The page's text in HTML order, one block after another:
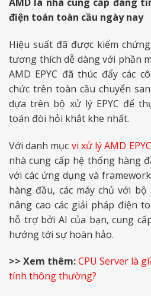
điện toán toàn cầu ngày nay
Hiệu suất đã được kiểm
tương thích dễ dàng với phần
AMD EPYC đã thúc đẩy các
chức trên toàn cầu chuyển
dựa trên bộ xử lý EPYC để
toán đòi hỏi khắt khe nhất.
Với danh mục vi xử lý AMD EPYC
nhà cung cấp hệ thống hàng
với các ứng dụng và
hàng đầu, các máy chủ với bộ
nâng cao các giải pháp điện
hỗ trợ bởi AI của bạn, cung
hướng tới sự hoàn hảo.
>> Xem thêm:CPU Server là
tính thông thường?